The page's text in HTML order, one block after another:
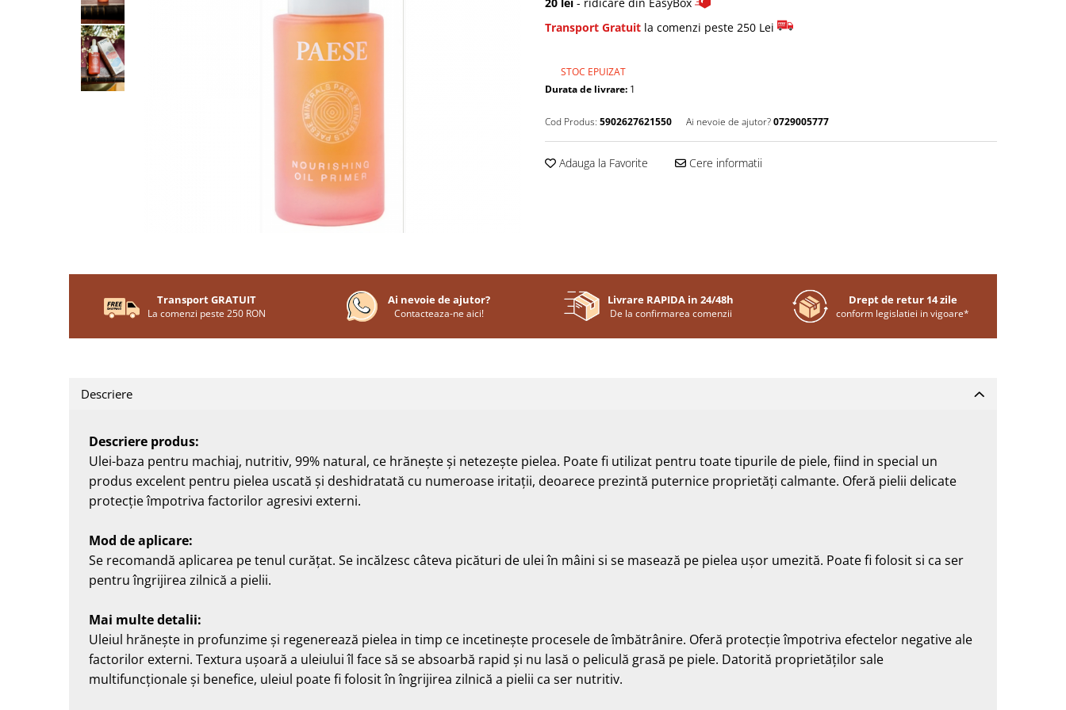
Transport Gratuit la comenzi peste 250 Lei
STOC EPUIZAT
Durata de livrare: 1
Cod Produs: 5902627621550 Ai nevoie de ajutor?0729005777
Adauga la Favorite Cere informatii
Transport GRATUIT
La comenzi peste 250 RON
Ai nevoie de ajutor?
Contacteaza-ne aici!
Livrare RAPIDA in 24/48h
De la confirmarea comenzii
Drept de retur 14 zile
conform legislatiei in vigoare*
Descriere
Descriere produs:
Ulei-baza pentru machiaj, nutritiv, 99% natural, ce hrănește și netezește pielea. Poate fi utilizat pentru toate tipurile de piele, fiind in special un
produs excelent pentru pielea uscată și deshidratată cu numeroase iritații, deoarece prezintă puternice proprietăți calmante. Oferă pielii delicate
protecție împotriva factorilor agresivi externi.
Mod de aplicare:
Se recomandă aplicarea pe tenul curățat. Se incălzesc câteva picături de ulei în mâini si se masează pe pielea ușor umezită. Poate fi folosit si ca ser
pentru îngrijirea zilnică a pielii.
Mai multe detalii:
Uleiul hrănește in profunzime și regenerează pielea in timp ce incetinește procesele de îmbătrânire. Oferă protecție împotriva efectelor negative ale
factorilor externi. Textura ușoară a uleiului îl face să se absoarbă rapid și nu lasă o peliculă grasă pe piele. Datorită proprietăților sale
multifuncționale și benefice, uleiul poate fi folosit în îngrijirea zilnică a pielii ca ser nutritiv.